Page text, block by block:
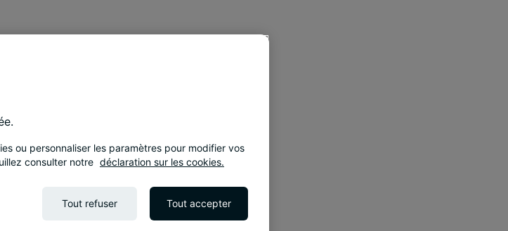
ou personnaliser les paramètres pour modifier vos
consulter notre déclaration sur les cookies.
Tout refuser Tout accepter